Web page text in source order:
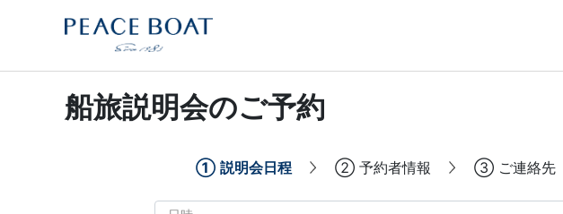
船旅説明会のご予約
① 説明会日程 ② 予約者情報 ③ ご連絡先